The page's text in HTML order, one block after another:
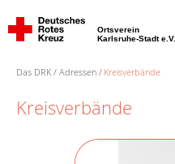
Ortsverein
Karlsruhe-Stadt e.V.
Das DRK Adressen Kreisverbände
Kreisverbände